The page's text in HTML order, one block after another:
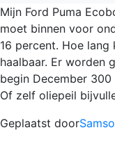
Mijn Ford Puma
moet binnen voor
16 percent. Hoe
haalbaar. Er worden
begin December 300
Of zelf oliepeil
Geplaatst door